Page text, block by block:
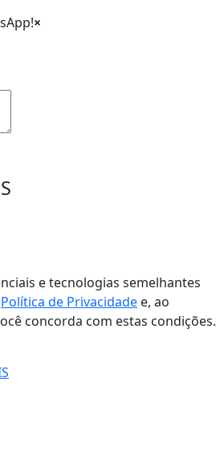
×
e tecnologias semelhantes
Política de Privacidade e, ao
concorda com estas condições.